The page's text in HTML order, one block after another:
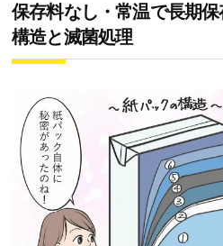
保存料なし・常温で長期
構造と滅菌処理